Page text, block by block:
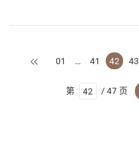
上一页
01 … 41 42 43
第 / 47 页